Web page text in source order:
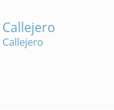
Callejero
Callejero